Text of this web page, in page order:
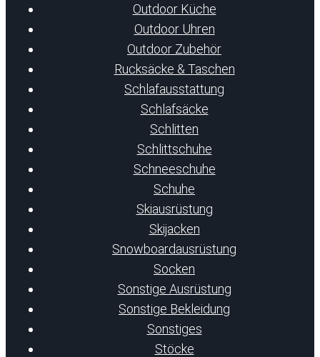
Outdoor Küche
Outdoor Uhren
Outdoor Zubehör
Rucksäcke & Taschen
Schlafausstattung
Schlafsäcke
Schlitten
Schlittschuhe
Schneeschuhe
Schuhe
Skiausrüstung
Skijacken
Snowboardausrüstung
Socken
Sonstige Ausrüstung
Sonstige Bekleidung
Sonstiges
Stöcke